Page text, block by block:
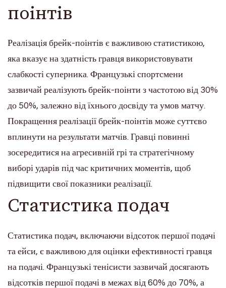
поінтів
Реалізація брейк-поінтів є важливою статистикою,
яка вказує на здатність гравця використовувати
слабкості суперника. Французькі спортсмени
зазвичай реалізують брейк-поінти з частотою від 30%
до 50%, залежно від їхнього досвіду та умов матчу.
Покращення реалізації брейк-поінтів може суттєво
вплинути на результати матчів. Гравці повинні
зосередитися на агресивній грі та стратегічному
виборі ударів під час критичних моментів, щоб
підвищити свої показники реалізації.
Статистика подач
Статистика подач, включаючи відсоток першої подачі
та ейси, є важливою для оцінки ефективності гравця
на подачі. Французькі тенісисти зазвичай досягають
відсотків першої подачі в межах від 60% до 70%, а